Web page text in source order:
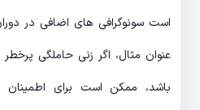
است سونوگرافی های اضافی در
عنوان مثال، اگر زنی حاملگی
باشد، ممکن است برای اطمینان